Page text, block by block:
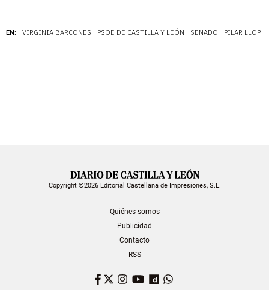
EN: VIRGINIA BARCONES PSOE DE CASTILLA Y LEÓN SENADO PILAR LLOP
Copyright ©2026 Editorial Castellana de Impresiones, S.L.
Quiénes somos
Publicidad
Contacto
RSS
Facebook
TwitterInstagram
YouTubeDailymotion